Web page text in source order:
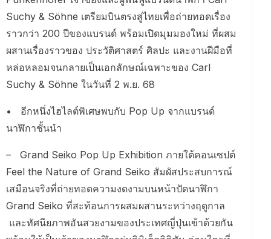
Suchy & Söhne เตรียมบินตรงสู่ไทยเพื่อถ่ายทอดเรื่อง
ราวกว่า 200 ปีของแบรนด์ พร้อมเปิดมุมมองใหม่ ที่ผสม
ผสานเรื่องราวของ ประวัติศาสตร์ ศิลปะ และงานฝีมือที่
หล่อหลอมจนกลายเป็นเอกลักษณ์เฉพาะของ Carl
Suchy & Söhne ในวันที่ 2 พ.ย. 68
• อีกหนึ่งไฮไลต์พิเศษพบกับ Pop Up จากแบรนด์
นาฬิกาชั้นนำ
– Grand Seiko Pop Up Exhibition ภายใต้คอนเซปต์
Feel the Nature of Grand Seiko สัมผัสประสบการณ์
เสมือนจริงที่ถ่ายทอดความงดงามบนหน้าปัดนาฬิกา
Grand Seiko ที่สะท้อนการผสมผสานระหว่างฤดูกาล
และทัศนียภาพอันสวยงามของประเทศญี่ปุ่นเข้าด้วยกัน